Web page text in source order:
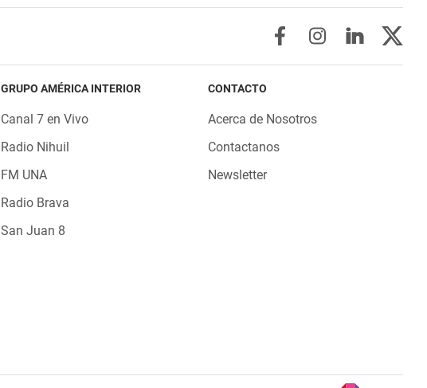
GRUPO AMÉRICA INTERIOR
Canal 7 en Vivo
Radio Nihuil
FM UNA
Radio Brava
San Juan 8
CONTACTO
Acerca de Nosotros
Contactanos
Newsletter